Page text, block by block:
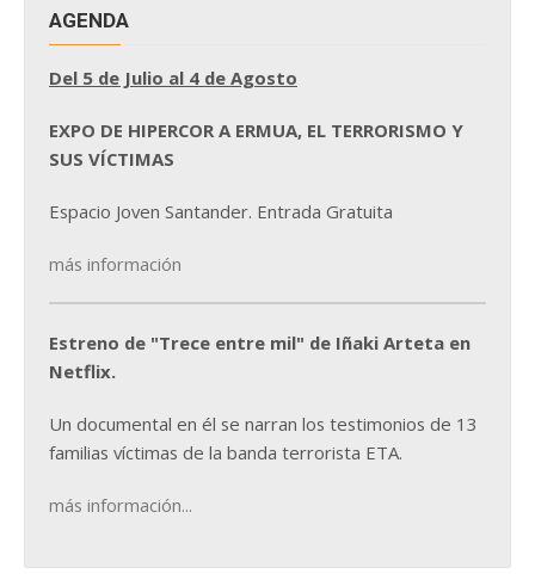
AGENDA
Del 5 de Julio al 4 de Agosto
EXPO DE HIPERCOR A ERMUA, EL TERRORISMO Y
SUS VÍCTIMAS
Espacio Joven Santander. Entrada Gratuita
más información
Estreno de "Trece entre mil" de Iñaki Arteta en
Netflix.
Un documental en él se narran los testimonios de 13
familias víctimas de la banda terrorista ETA.
más información...